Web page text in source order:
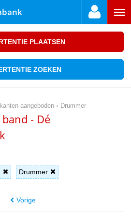
PLAATSEN
ZOEKEN
aangeboden › Drummer
- Dé
Drummer
Vorige